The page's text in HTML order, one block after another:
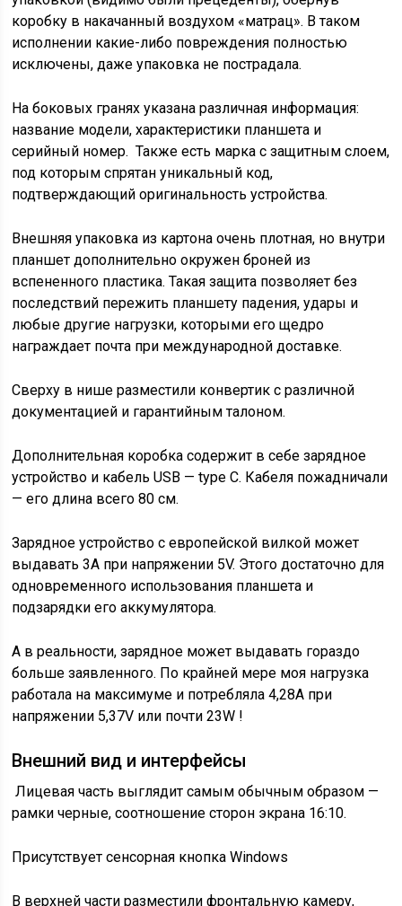
коробку в накачанный воздухом «матрац». В таком
исполнении какие-либо повреждения полностью
исключены, даже упаковка не пострадала.
На боковых гранях указана различная информация:
название модели, характеристики планшета и
серийный номер. Также есть марка с защитным слоем,
под которым спрятан уникальный код,
подтверждающий оригинальность устройства.
Внешняя упаковка из картона очень плотная, но внутри
планшет дополнительно окружен броней из
вспененного пластика. Такая защита позволяет без
последствий пережить планшету падения, удары и
любые другие нагрузки, которыми его щедро
награждает почта при международной доставке.
Сверху в нише разместили конвертик с различной
документацией и гарантийным талоном.
Дополнительная коробка содержит в себе зарядное
устройство и кабель USB — type C. Кабеля пожадничали
— его длина всего 80 см.
Зарядное устройство с европейской вилкой может
выдавать 3A при напряжении 5V. Этого достаточно для
одновременного использования планшета и
подзарядки его аккумулятора.
А в реальности, зарядное может выдавать гораздо
больше заявленного. По крайней мере моя нагрузка
работала на максимуме и потребляла 4,28А при
напряжении 5,37V или почти 23W !
Внешний вид и интерфейсы
Лицевая часть выглядит самым обычным образом —
рамки черные, соотношение сторон экрана 16:10.
Присутствует сенсорная кнопка Windows
В верхней части разместили фронтальную камеру,